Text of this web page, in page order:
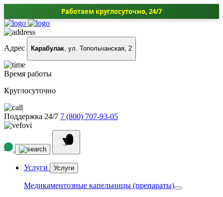
Работаем круглосуточно, 24/7
Адрес Карабулак, ул. Топольчанская, 2
Время работы
Круглосуточно
Поддержка 24/7 7 (800) 707-93-05
Услуги Услуги
Медикаментозные капельницы (препараты)